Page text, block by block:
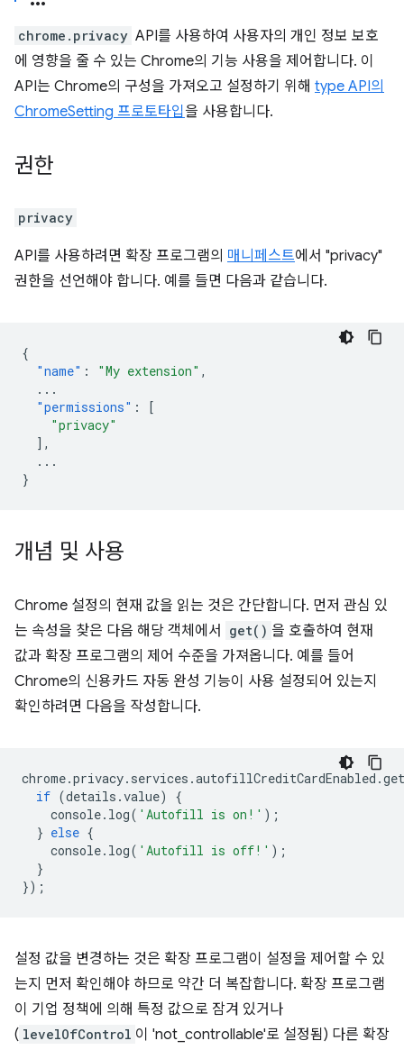
chrome.privacy API를 사용하여 사용자의 개인 정보 보호
에 영향을 줄 수 있는 Chrome의 기능 사용을 제어합니다. 이
API는 Chrome의 구성을 가져오고 설정하기 위해 type API의
ChromeSetting 프로토타입 을 사용합니다.
권한
privacy
API를 사용하려면 확장 프로그램의 매니페스트에서 "privacy"
권한을 선언해야 합니다. 예를 들면 다음과 같습니다.
{
"name" : "My extension" ,
...
"permissions" :
[
"privacy"
],
...
}
개념 및 사용
Chrome 설정의 현재 값을 읽는 것은 간단합니다. 먼저 관심 있
는 속성을 찾은 다음 해당 객체에서
get() 을 호출하여 현재
값과 확장 프로그램의 제어 수준을 가져옵니다. 예를 들어
Chrome의 신용카드 자동 완성 기능이 사용 설정되어 있는지
확인하려면 다음을 작성합니다.
chrome.privacy. services .autofillCreditCardEnabled .get
if (details .value)
{
console. log( 'Autofill is on!' );
} else {
console. log( 'Autofill is off!' );
}
});
설정 값을 변경하는 것은 확장 프로그램이 설정을 제어할 수 있
는지 먼저 확인해야 하므로 약간 더 복잡합니다. 확장 프로그램
이 기업 정책에 의해 특정 값으로 잠겨 있거나
( levelOfControl 이 'not_controllable'로 설정됨) 다른 확장